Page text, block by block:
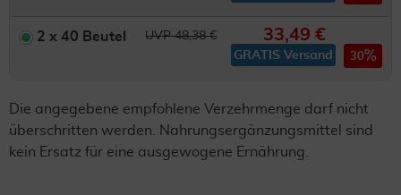
2 x 40 Beutel UVP 48,38 € 33,49 €
GRATIS Versand 30
Die angegebene empfohlene Verzehrmenge darf nicht
überschritten werden. Nahrungsergänzungsmittel sind
kein Ersatz für eine ausgewogene Ernährung.